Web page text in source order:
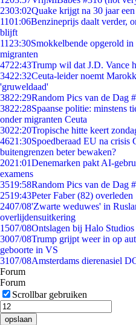
2303:02Quake krijgt na 30 jaar
1101:06Benzineprijs daalt verder,
blijft
11 23:30Smokkelbende opgerold
migranten
4722:43Trump wil dat J.D. Vance
3422:32Ceuta-leider noemt
'gruweldaad'
3822:29Random Pics van de Dag
3822:28Spaanse politie: minstens
onder migranten Ceuta
3022:20Tropische hitte keert
4621:30Spoedberaad EU na crisis
buitengrenzen beter bewaken?
2021:01Denemarken pakt AI-
examens
3519:58Random Pics van de Dag
2519:43Peter Faber (82) overleden
2407/08'Zwarte weduwes' in
overlijdensuitkering
1507/08Ontslagen bij Halo
3007/08Trump grijpt weer in op
geboorte in VS
3107/08Amsterdams dierenasiel
Forum
Forum
Scrollbar gebruiken
opslaan